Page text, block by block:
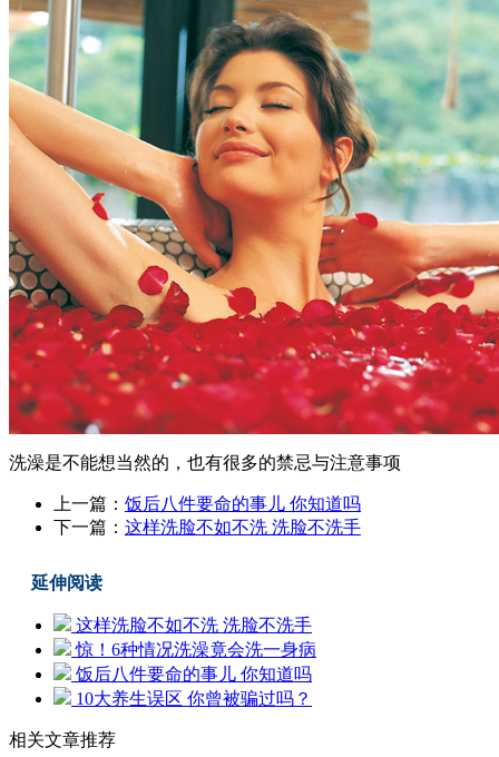
洗澡是不能想当然的，也有很多的禁忌与注意事项
上一篇： 饭后八件要命的事儿 你知道吗
下一篇： 这样洗脸不如不洗 洗脸不洗手
延伸阅读
这样洗脸不如不洗 洗脸不洗手
惊！6种情况洗澡竟会洗一身病
饭后八件要命的事儿 你知道吗
10大养生误区 你曾被骗过吗？
相关文章推荐